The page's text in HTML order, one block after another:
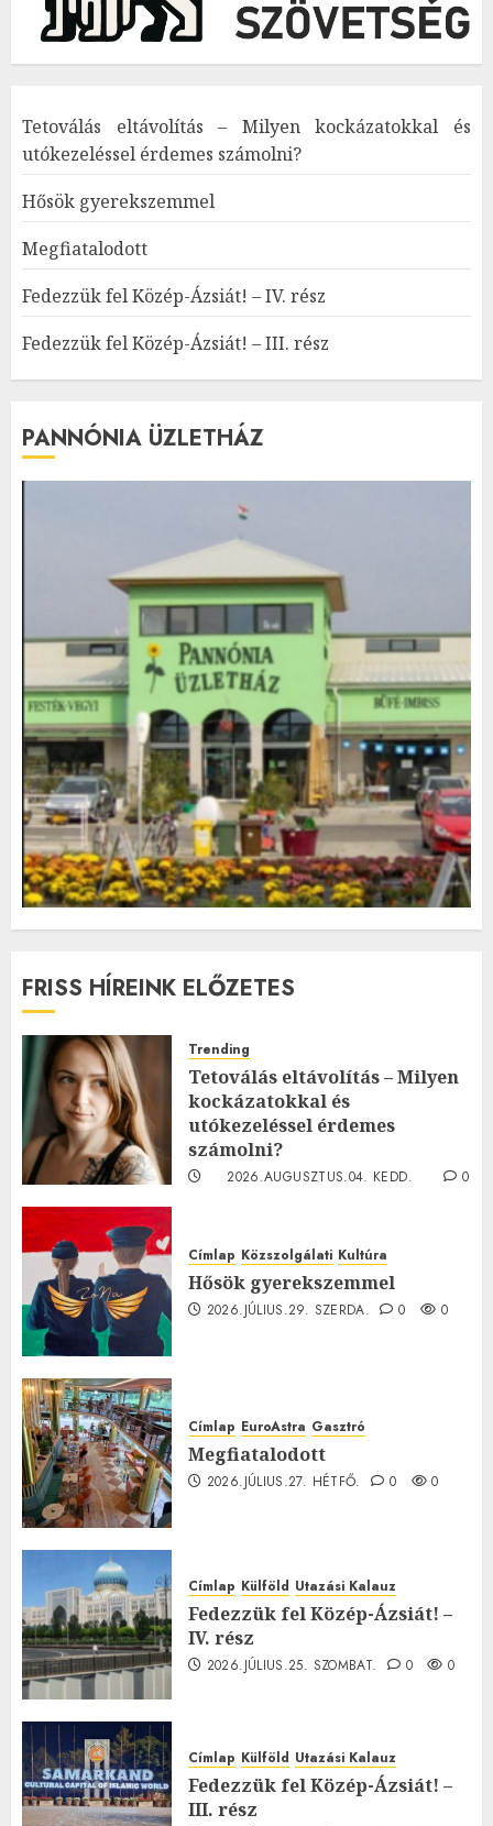
Tetoválás eltávolítás – Milyen kockázatokkal és
utókezeléssel érdemes számolni?
Hősök gyerekszemmel
Megfiatalodott
Fedezzük fel Közép-Ázsiát! – IV. rész
Fedezzük fel Közép-Ázsiát! – III. rész
PANNÓNIA ÜZLETHÁZ
FRISS HÍREINK ELŐZETES
Trending
Tetoválás eltávolítás – Milyen
kockázatokkal és
utókezeléssel érdemes
számolni?
2026.AUGUSZTUS.04. KEDD.
0
Címlap Közszolgálati Kultúra
Hősök gyerekszemmel
2026.JÚLIUS.29. SZERDA. 0 0
Címlap EuroAstra Gasztró
Megfiatalodott
2026.JÚLIUS.27. HÉTFŐ. 0 0
Címlap Külföld Utazási Kalauz
Fedezzük fel Közép-Ázsiát! –
IV. rész
2026.JÚLIUS.25. SZOMBAT. 0 0
Címlap Külföld Utazási Kalauz
Fedezzük fel Közép-Ázsiát! –
III. rész